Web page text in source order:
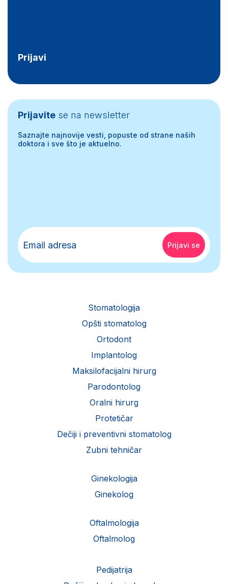
Prijavi
Prijavite se na newsletter
Saznajte najnovije vesti, popuste od strane naših
doktora i sve što je aktuelno.
Stomatologija
Opšti stomatolog
Ortodont
Implantolog
Maksilofacijalni hirurg
Parodontolog
Oralni hirurg
Protetičar
Dečiji i preventivni stomatolog
Zubni tehničar
Ginekologija
Ginekolog
Oftalmologija
Oftalmolog
Pedijatrija